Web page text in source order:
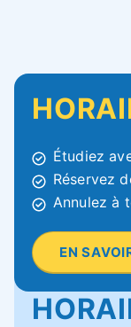
Étudiez
Réservez
Annulez à
EN